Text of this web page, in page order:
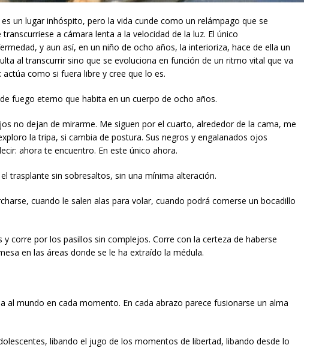
un lugar inhóspito, pero la vida cunde como un relámpago que se
a cámara lenta a la velocidad de la luz. El único
y aun así, en un niño de ocho años, la interioriza, hace de ella un
al transcurrir sino que se evoluciona en función de un ritmo vital que va
como si fuera libre y cree que lo es.
fuego eterno que habita en un cuerpo de ocho años.
no dejan de mirarme. Me siguen por el cuarto, alrededor de la cama, me
la tripa, si cambia de postura. Sus negros y engalanados ojos
ahora te encuentro. En este único ahora.
trasplante sin sobresaltos, sin una mínima alteración.
cuando le salen alas para volar, cuando podrá comerse un bocadillo
y corre por los pasillos sin complejos. Corre con la certeza de haberse
en las áreas donde se le ha extraído la médula.
al mundo en cada momento. En cada abrazo parece fusionarse un alma
libando el jugo de los momentos de libertad, libando desde lo